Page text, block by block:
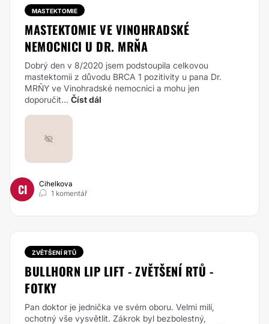
MASTEKTOMIE
MASTEKTOMIE VE VINOHRADSKÉ
NEMOCNICI U DR. MRŇA
Dobrý den v 8/2020 jsem podstoupila celkovou
mastektomii z důvodu BRCA 1 pozitivity u pana Dr.
MRŇY ve Vinohradské nemocnici a mohu jen
doporučit... Číst dál
CI
Cihelkova
1 komentář
ZVĚTŠENÍ RTŮ
BULLHORN LIP LIFT - ZVĚTŠENÍ RTŮ -
FOTKY
Pan doktor je jednička ve svém oboru. Velmi milí,
ochotný vše vysvětlit. Zákrok byl bezbolestný,